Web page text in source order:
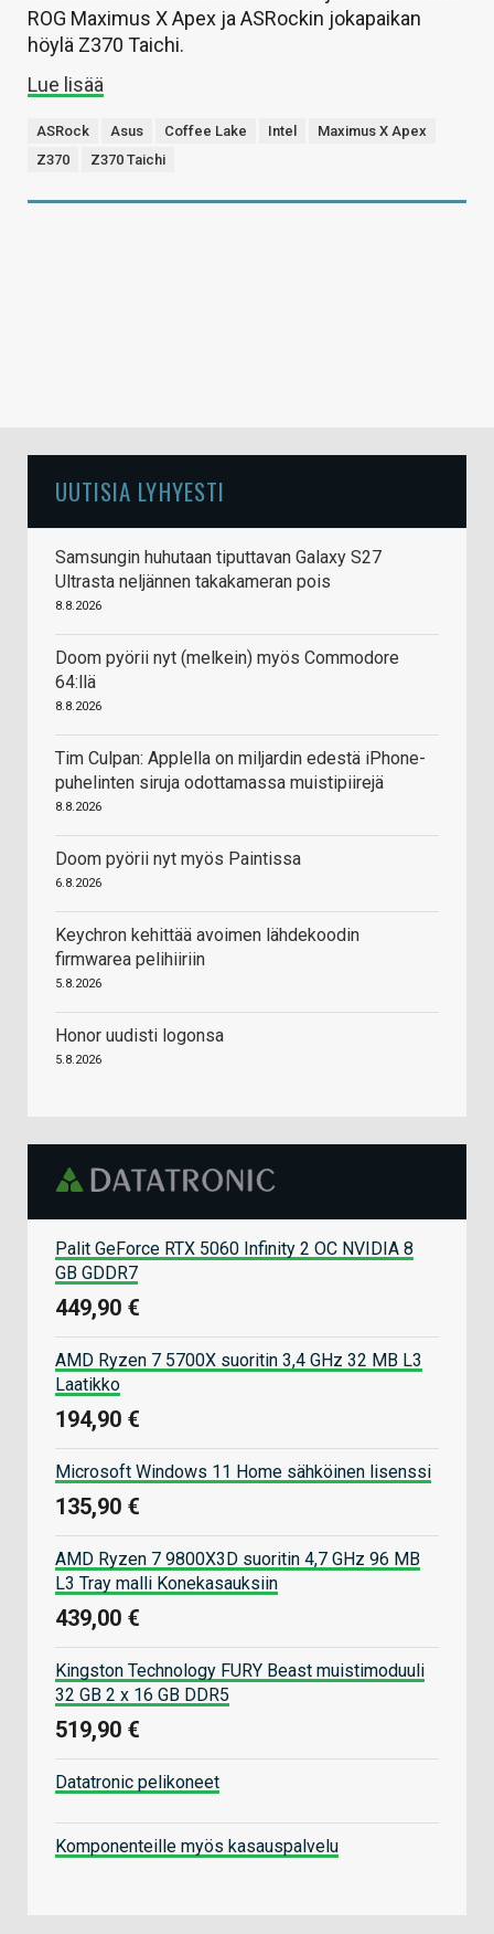
ROG Maximus X Apex ja ASRockin jokapaikan
höylä Z370 Taichi.
Lue lisää
ASRock Asus Coffee Lake Intel
Maximus X Apex
Z370
Z370 Taichi
UUTISIA LYHYESTI
Samsungin huhutaan tiputtavan Galaxy S27
Ultrasta neljännen takakameran pois
8.8.2026
Doom pyörii nyt (melkein) myös Commodore
64:llä
8.8.2026
Tim Culpan: Applella on miljardin edestä iPhone-
puhelinten siruja odottamassa muistipiirejä
8.8.2026
Doom pyörii nyt myös Paintissa
6.8.2026
Keychron kehittää avoimen lähdekoodin
firmwarea pelihiiriin
5.8.2026
Honor uudisti logonsa
5.8.2026
Palit GeForce RTX 5060 Infinity 2 OC NVIDIA 8
GB GDDR7
449,90 €
AMD Ryzen 7 5700X suoritin 3,4 GHz 32 MB L3
Laatikko
194,90 €
Microsoft Windows 11 Home sähköinen lisenssi
135,90 €
AMD Ryzen 7 9800X3D suoritin 4,7 GHz 96 MB
L3 Tray malli Konekasauksiin
439,00 €
Kingston Technology FURY Beast muistimoduuli
32 GB 2 x 16 GB DDR5
519,90 €
Datatronic pelikoneet
Komponenteille myös kasauspalvelu